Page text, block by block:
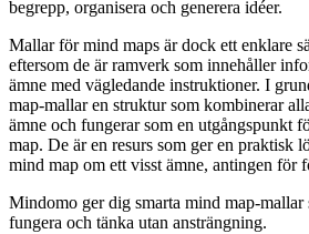
begrepp, organisera och generera idéer.
Mallar för mind maps är dock ett enklare
eftersom de är ramverk som innehåller
ämne med vägledande instruktioner. I
map-mallar en struktur som kombinerar
ämne och fungerar som en utgångspunkt
map. De är en resurs som ger en praktisk
mind map om ett visst ämne, antingen för
Mindomo ger dig smarta mind map-mallar
fungera och tänka utan ansträngning.